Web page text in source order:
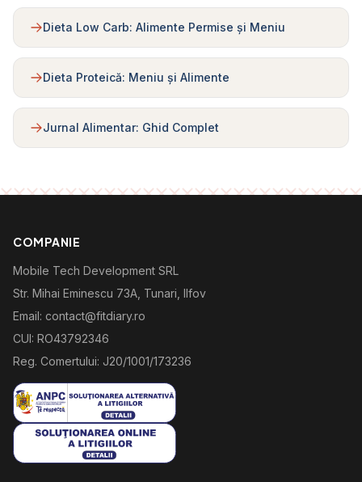
Dieta Low Carb: Alimente Permise și Meniu
Dieta Proteică: Meniu și Alimente
Jurnal Alimentar: Ghid Complet
COMPANIE
Mobile Tech Development SRL
Str. Mihai Eminescu 73A, Tunari, Ilfov
Email: contact@fitdiary.ro
CUI: RO43792346
Reg. Comertului: J20/1001/173236